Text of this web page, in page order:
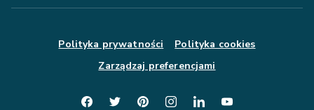
Polityka prywatności
Polityka cookies
Zarządzaj preferencjami